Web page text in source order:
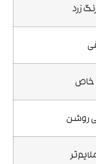
زرد
خاص
روشن